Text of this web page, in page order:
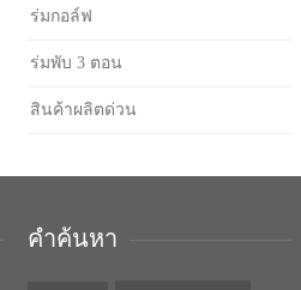
ร่มกอล์ฟ
ร่มพับ 3 ตอน
สินค้าผลิตด่วน
คำค้นหา